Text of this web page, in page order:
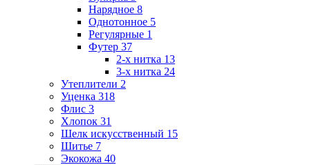
Нарядное 8
Однотонное 5
Регулярные 1
Футер 37
2-х нитка 13
3-х нитка 24
Утеплители 2
Уценка 318
Флис 3
Хлопок 31
Шелк искусственный 15
Шитье 7
Экокожа 40